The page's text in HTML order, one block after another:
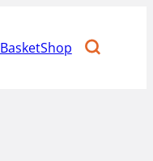
BasketShop